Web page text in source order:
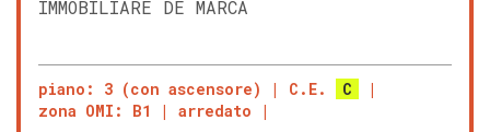
IMMOBILIARE DE MARCA
piano: 3 (con ascensore) C.E.
C
zona OMI: B1
arredato